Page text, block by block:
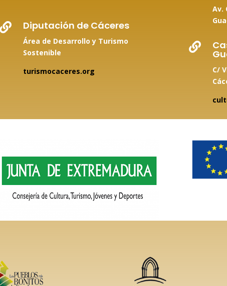
 Diputación de Cáceres
Área de Desarrollo y Turismo
Sostenible
turismocaceres.org
Av.

C/